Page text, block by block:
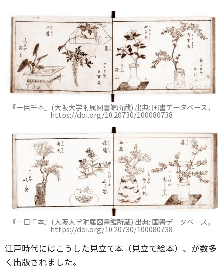
『一目千本』(大阪大学附属図書館所蔵) 出典: 国書データベース，
https://doi.org/10.20730/100080738
『一目千本』(大阪大学附属図書館所蔵) 出典: 国書データベース，
https://doi.org/10.20730/100080738
江戸時代にはこうした見立て本（見立て絵本）、が数多
く出版されました。